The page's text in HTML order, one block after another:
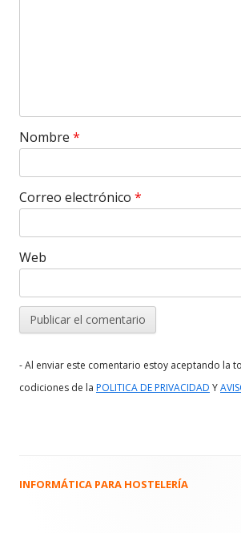
Nombre *
Correo electrónico *
Web
- Al enviar este comentario estoy aceptando la
codiciones de la POLITICA DE PRIVACIDAD Y
Barra
INFORMÁTICA PARA HOSTELERÍA